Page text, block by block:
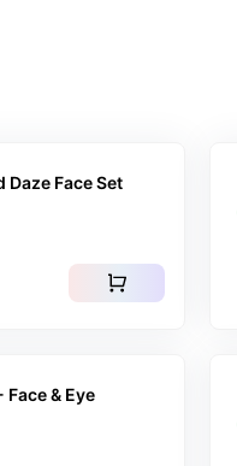
Daze Face Set
shopping_cart
& Eye